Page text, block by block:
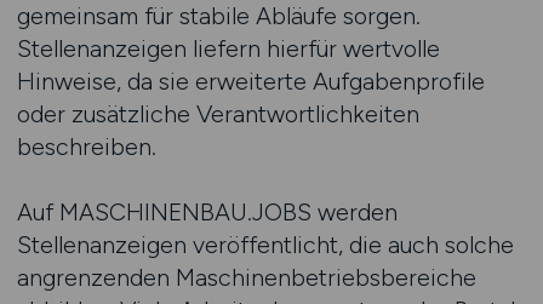
gemeinsam für stabile Abläufe sorgen.
Stellenanzeigen liefern hierfür wertvolle
Hinweise, da sie erweiterte Aufgabenprofile
oder zusätzliche Verantwortlichkeiten
beschreiben.
Auf MASCHINENBAU.JOBS werden
Stellenanzeigen veröffentlicht, die auch solche
angrenzenden Maschinenbetriebsbereiche